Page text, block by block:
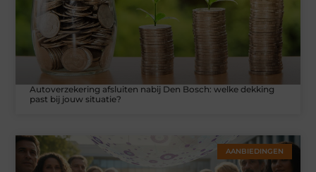
Autoverzekering afsluiten nabij Den Bosch: welke dekking
past bij jouw situatie?
AANBIEDINGEN